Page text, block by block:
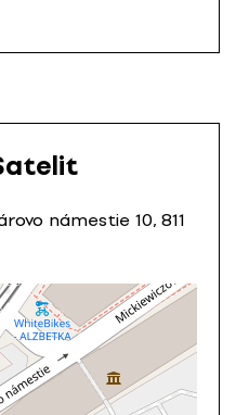
námestie 10, 811